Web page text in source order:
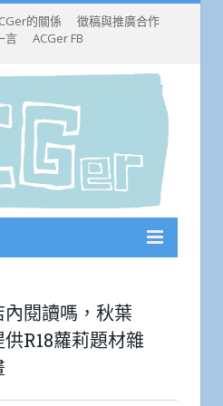
的關係
徵稿與推廣合作
言
ACGer FB
閱讀嗎，秋葉
R18蘿莉題材雜